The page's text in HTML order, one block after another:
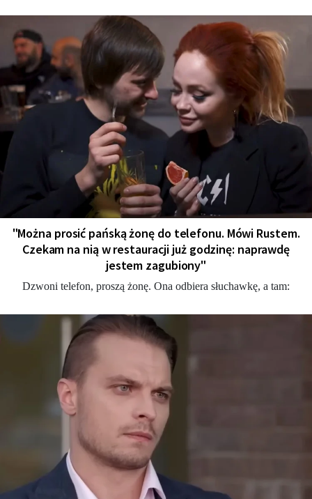
"Można prosić pańską żonę do telefonu. Mówi Rustem.
Czekam na nią w restauracji już godzinę: naprawdę
jestem zagubiony"
Dzwoni telefon, proszą żonę. Ona odbiera słuchawkę, a tam: